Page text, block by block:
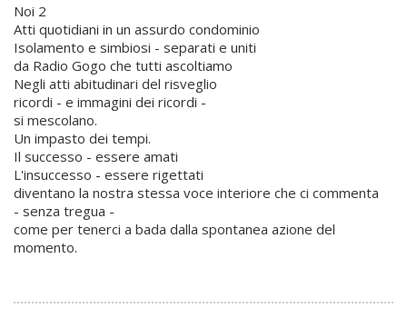
Noi 2
Atti quotidiani in un assurdo condominio
Isolamento e simbiosi - separati e uniti
da Radio Gogo che tutti ascoltiamo
Negli atti abitudinari del risveglio
ricordi - e immagini dei ricordi -
si mescolano.
Un impasto dei tempi.
Il successo - essere amati
L'insuccesso - essere rigettati
diventano la nostra stessa voce interiore che ci commenta
- senza tregua -
come per tenerci a bada dalla spontanea azione del
momento.